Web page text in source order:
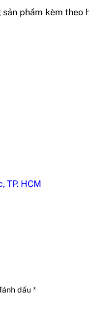
phẩm kèm
TP. HCM
dấu *